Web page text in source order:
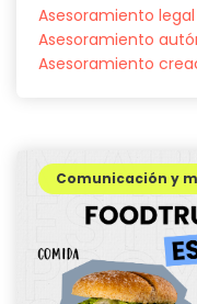
Asesoramiento legal
Asesoramiento
Asesoramiento
Comunicación y